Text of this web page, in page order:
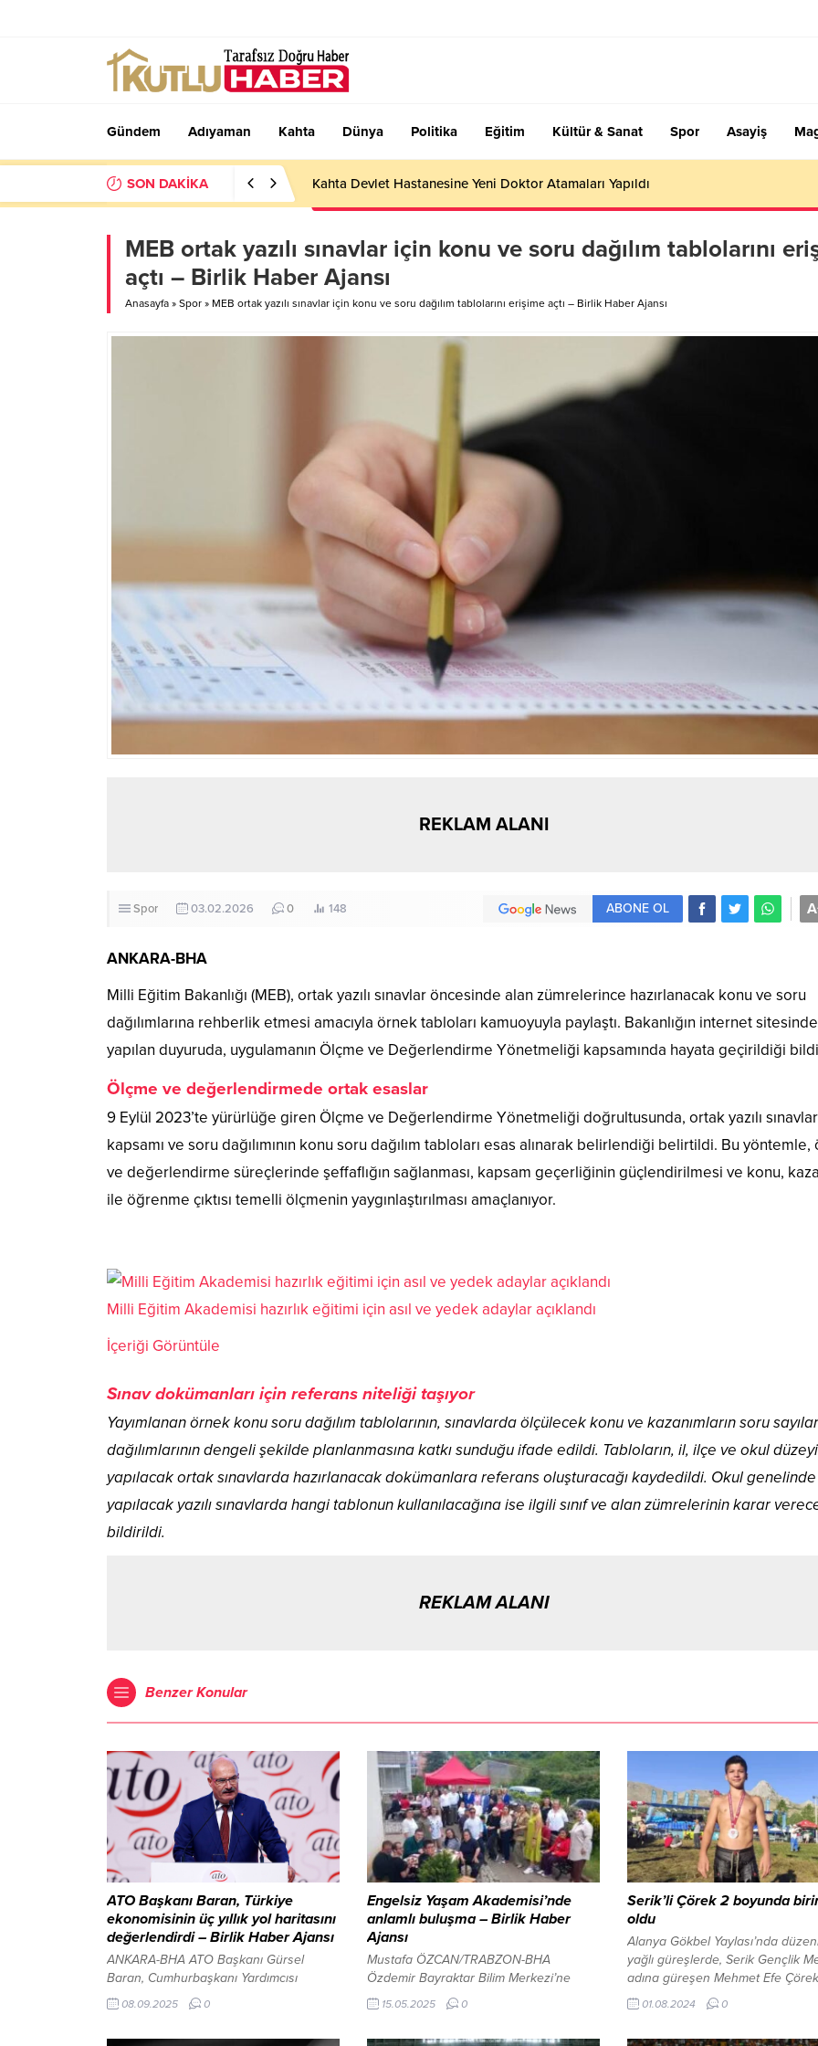
Gündem Adıyaman Kahta Dünya Politika Eğitim Kültür & Sanat Spor Asayiş
SON DAKİKA Kahta Devlet Hastanesine Yeni Doktor Atamaları Yapıldı
MEB ortak yazılı sınavlar için konu ve soru dağılım tablolarını
açtı – Birlik Haber Ajansı
Anasayfa » Spor » MEB ortak yazılı sınavlar için konu ve soru dağılım tablolarını erişime açtı – Birlik Haber Ajansı
REKLAM ALANI
Spor 03.02.2026 0 148 A
ABONE OL
ANKARA-BHA
Milli Eğitim Bakanlığı (MEB), ortak yazılı sınavlar öncesinde alan zümrelerince hazırlanacak konu ve soru
dağılımlarına rehberlik etmesi amacıyla örnek tabloları kamuoyuyla paylaştı. Bakanlığın internet
yapılan duyuruda, uygulamanın Ölçme ve Değerlendirme Yönetmeliği kapsamında hayata geçirildiği
Ölçme ve değerlendirmede ortak esaslar
9 Eylül 2023’te yürürlüğe giren Ölçme ve Değerlendirme Yönetmeliği doğrultusunda, ortak yazılı
kapsamı ve soru dağılımının konu soru dağılım tabloları esas alınarak belirlendiği belirtildi. Bu yöntemle,
ve değerlendirme süreçlerinde şeffaflığın sağlanması, kapsam geçerliğinin güçlendirilmesi ve konu,
ile öğrenme çıktısı temelli ölçmenin yaygınlaştırılması amaçlanıyor.
Milli Eğitim Akademisi hazırlık eğitimi için asıl ve yedek adaylar açıklandı
İçeriği Görüntüle
Sınav dokümanları için referans niteliği taşıyor
Yayımlanan örnek konu soru dağılım tablolarının, sınavlarda ölçülecek konu ve kazanımların soru
dağılımlarının dengeli şekilde planlanmasına katkı sunduğu ifade edildi. Tabloların, il, ilçe ve okul
yapılacak ortak sınavlarda hazırlanacak dokümanlara referans oluşturacağı kaydedildi. Okul genelinde
yapılacak yazılı sınavlarda hangi tablonun kullanılacağına ise ilgili sınıf ve alan zümrelerinin karar
bildirildi.
REKLAM ALANI
Benzer Konular
ATO Başkanı Baran, Türkiye
ekonomisinin üç yıllık yol haritasını
değerlendirdi – Birlik Haber Ajansı
ANKARA-BHA ATO Başkanı Gürsel
Baran, Cumhurbaşkanı Yardımcısı
Cevdet Yılmaz tarafından açıklanan
2026-2028 dönemini kapsayan Orta
08.09.2025 0
Engelsiz Yaşam Akademisi’nde
anlamlı buluşma – Birlik Haber
Ajansı
Mustafa ÖZCAN/TRABZON-BHA
Özdemir Bayraktar Bilim Merkezi’ne
öğrencilerden büyük ilgi Trabzon
Büyükşehir Belediyesi’ne bağlı Engelsiz
15.05.2025 0
Serik’li Çörek 2 boyunda
oldu
Alanya Gökbel Yaylası’nda
yağlı güreşlerde, Serik Gençlik
adına güreşen Mehmet Efe
2 boyunda birinci oldu. 1 Ağustos
10:12 yayınlandı Serik’li Çörek 2
01.08.2024 0